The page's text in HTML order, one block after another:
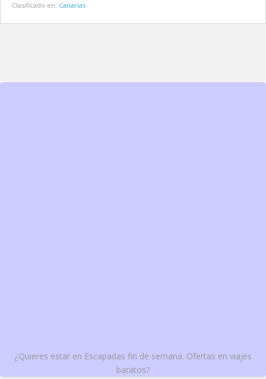
Clasificado en: Canarias
¿Quieres estar en Escapadas fin de semana. Ofertas en viajes
baratos?